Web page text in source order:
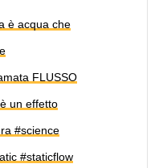
è acqua che
FLUSSO
un effetto
#science
#staticflow